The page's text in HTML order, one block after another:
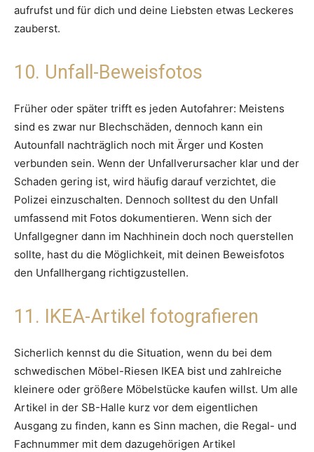
aufrufst und für dich und deine Liebsten etwas Leckeres
zauberst.
10. Unfall-Beweisfotos
Früher oder später trifft es jeden Autofahrer: Meistens
sind es zwar nur Blechschäden, dennoch kann ein
Autounfall nachträglich noch mit Ärger und Kosten
verbunden sein. Wenn der Unfallverursacher klar und der
Schaden gering ist, wird häufig darauf verzichtet, die
Polizei einzuschalten. Dennoch solltest du den Unfall
umfassend mit Fotos dokumentieren. Wenn sich der
Unfallgegner dann im Nachhinein doch noch querstellen
sollte, hast du die Möglichkeit, mit deinen Beweisfotos
den Unfallhergang richtigzustellen.
11. IKEA-Artikel fotografieren
Sicherlich kennst du die Situation, wenn du bei dem
schwedischen Möbel-Riesen IKEA bist und zahlreiche
kleinere oder größere Möbelstücke kaufen willst. Um alle
Artikel in der SB-Halle kurz vor dem eigentlichen
Ausgang zu finden, kann es Sinn machen, die Regal- und
Fachnummer mit dem dazugehörigen Artikel